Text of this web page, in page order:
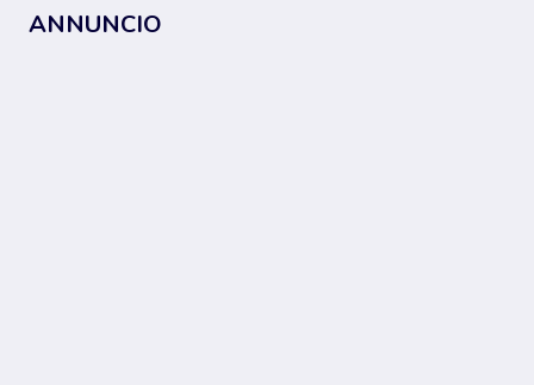
ANNUNCIO